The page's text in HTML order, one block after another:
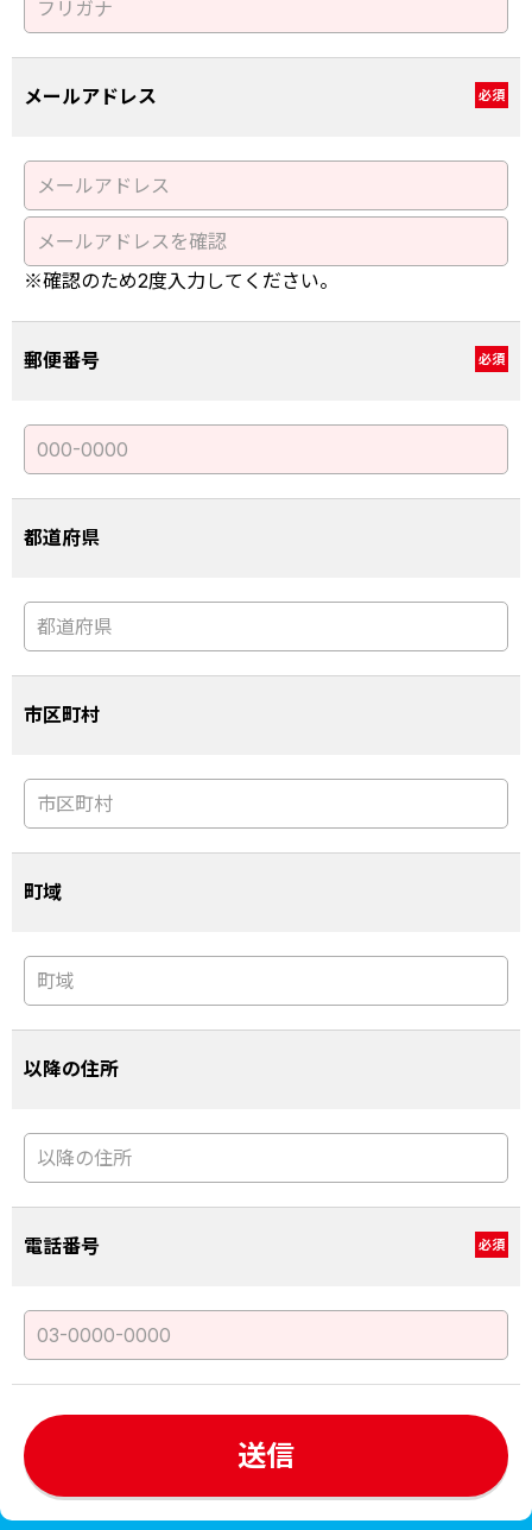
メールアドレス 必須
※確認のため2度入力してください。
郵便番号 必須
都道府県
市区町村
町域
以降の住所
電話番号 必須